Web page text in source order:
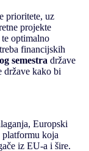
prioritete, uz
projekte
optimalno
financijskih
semestra države
države kako bi
Europski
platformu koja
iz EU-a i šire.